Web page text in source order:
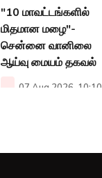
"10 மாவட்டங்களில்
மிதமான மழை"-
சென்னை வானிலை
ஆய்வு மையம் தகவல்
07 Aug 2026, 10:10